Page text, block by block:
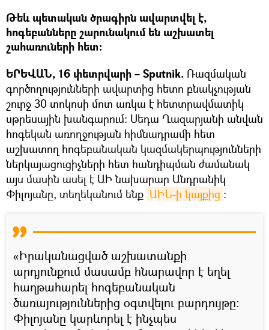
Թեև պետական ծրագիրն ավարտվել է,
հոգեբանները շարունակում են աշխատել
շահառուների հետ:
ԵՐԵՎԱՆ, 16 փետրվարի – Sputnik. Ռազմական
գործողությունների ավարտից հետո բնակչության
շուրջ 30 տոկոսի մոտ առկա է հետտրավմատիկ
սթրեսային խանգարում։ Սեդա Ղազարյանի անվան
հոգեկան առողջության հիմնադրամի հետ
աշխատող հոգեբանական կազմակերպությունների
ներկայացուցիչների հետ հանդիպման ժամանակ
այս մասին ասել է ԱԻ նախարար Անդրանիկ
Փիլոյանը, տեղեկանում ենք ԱԻՆ-ի կայքից ։
«Իրականացված աշխատանքի
արդյունքում մասամբ հնարավոր է եղել
հաղթահարել հոգեբանական
ծառայություններից օգտվելու բարդույթը:
Փիլոյանը կարևորել է ինչպես